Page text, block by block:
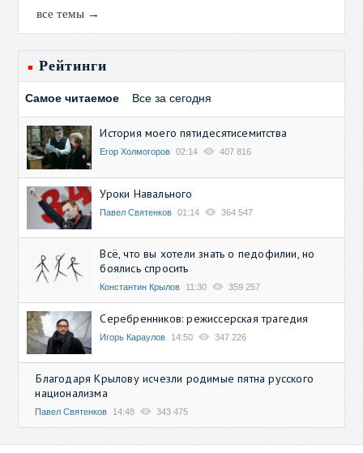
все темы →
Рейтинги
Самое читаемое Все за сегодня
История моего пятидесятисемитства
Егор Холмогоров 02:14 407 816
Уроки Навального
Павел Святенков 01:14 364 547
Всё, что вы хотели знать о педофилии, но
боялись спросить
Константин Крылов 11:30 359 257
Серебренников: режиссерская трагедия
Игорь Караулов 14:50 347 226
Благодаря Крылову исчезли родимые пятна русского
национализма
Павел Святенков 14:48 343 475